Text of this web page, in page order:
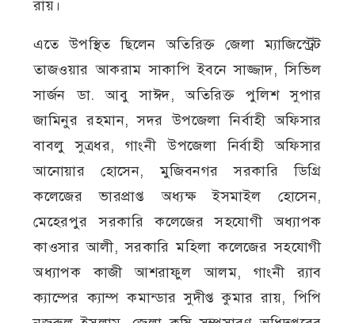
রায়।
এতে উপস্থিত ছিলেন অতিরিক্ত জেলা ম্যাজিস্ট্রেট
তাজওয়ার আকরাম সাকাপি ইবনে সাজ্জাদ, সিভিল
সার্জন ডা. আবু সাঈদ, অতিরিক্ত পুলিশ সুপার
জামিনুর রহমান, সদর উপজেলা নির্বাহী অফিসার
বাবলু সুত্রধর, গাংনী উপজেলা নির্বাহী অফিসার
আনোয়ার হোসেন, মুজিবনগর সরকারি ডিগ্রি
কলেজের ভারপ্রাপ্ত অধ্যক্ষ ইসমাইল হোসেন,
মেহেরপুর সরকারি কলেজের সহযোগী অধ্যাপক
কাওসার আলী, সরকারি মহিলা কলেজের সহযোগী
অধ্যাপক কাজী আশরাফুল আলম, গাংনী র‍্যাব
ক্যাম্পের ক্যাম্প কমান্ডার সুদীপ্ত কুমার রায়, পিপি